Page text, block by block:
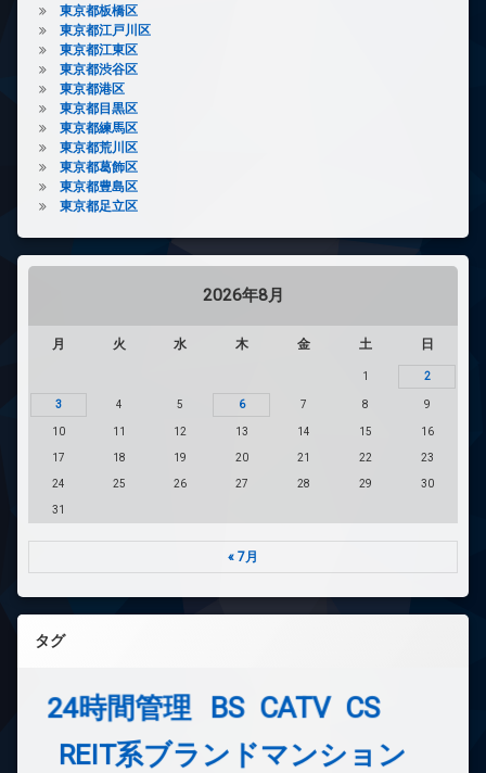
東京都板橋区
東京都江戸川区
東京都江東区
東京都渋谷区
東京都港区
東京都目黒区
東京都練馬区
東京都荒川区
東京都葛飾区
東京都豊島区
東京都足立区
2026年8月
月 火 水 木 金 土 日
1 2
3 4 5 6 7 8 9
10 11 12 13 14 15 16
17 18 19 20 21 22 23
24 25 26 27 28 29 30
31
« 7月
タグ
24時間管理 BS CATV CS
REIT系ブランドマンション